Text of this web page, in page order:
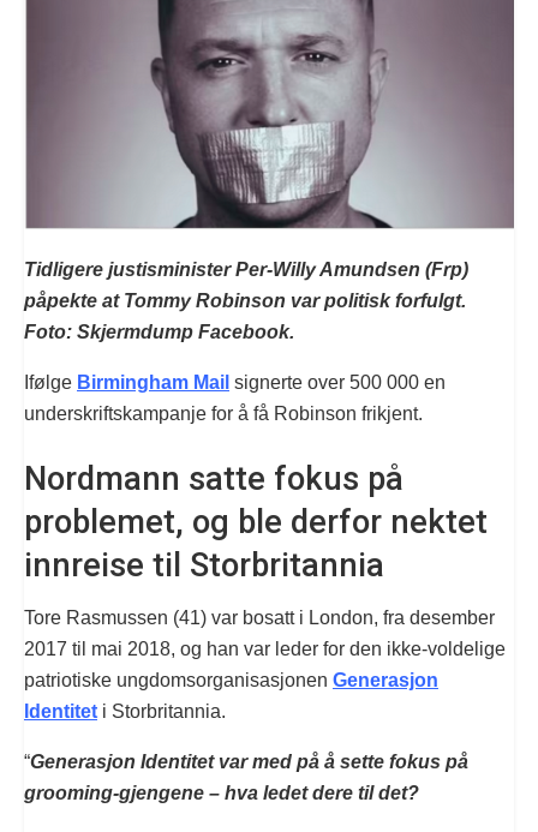
Tidligere justisminister Per-Willy Amundsen (Frp)
påpekte at Tommy Robinson var politisk forfulgt.
Foto: Skjermdump Facebook.
Ifølge Birmingham Mail signerte over 500 000 en
underskriftskampanje for å få Robinson frikjent.
Nordmann satte fokus på
problemet, og ble derfor nektet
innreise til Storbritannia
Tore Rasmussen (41) var bosatt i London, fra desember
2017 til mai 2018, og han var leder for den ikke-voldelige
patriotiske ungdomsorganisasjonen Generasjon
Identitet i Storbritannia.
“Generasjon Identitet var med på å sette fokus på
grooming-gjengene – hva ledet dere til det?